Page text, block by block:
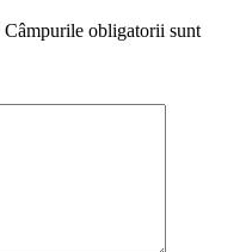
Câmpurile obligatorii sunt